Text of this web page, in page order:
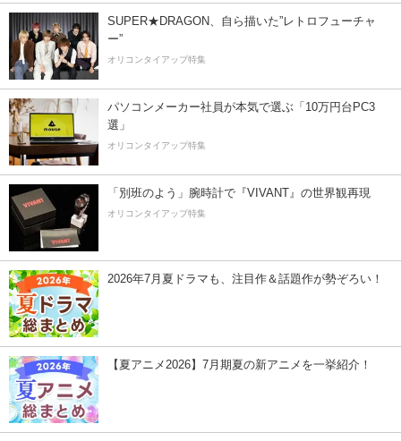
SUPER★DRAGON、自ら描いた”レトロフューチャ
ー”
オリコンタイアップ特集
パソコンメーカー社員が本気で選ぶ「10万円台PC3
選」
オリコンタイアップ特集
「別班のよう」腕時計で『VIVANT』の世界観再現
オリコンタイアップ特集
2026年7月夏ドラマも、注目作＆話題作が勢ぞろい！
【夏アニメ2026】7月期夏の新アニメを一挙紹介！